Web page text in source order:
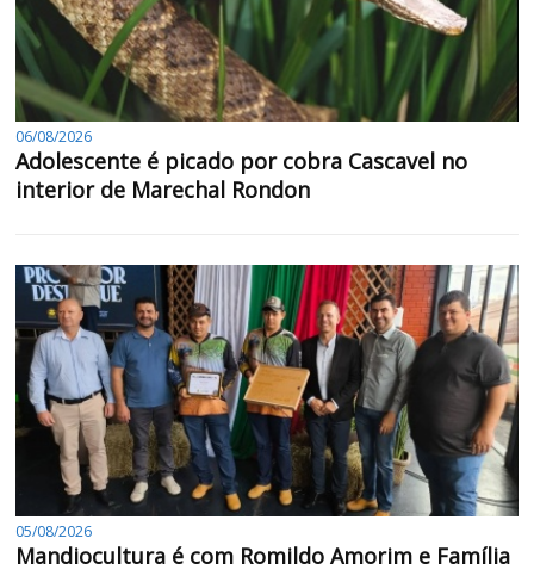
06/08/2026
Adolescente é picado por cobra Cascavel no
interior de Marechal Rondon
05/08/2026
Mandiocultura é com Romildo Amorim e Família